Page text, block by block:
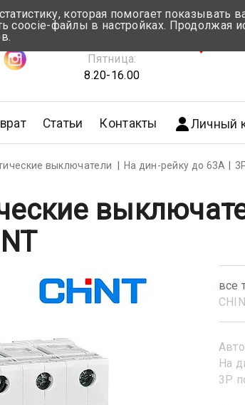
мин
Понедельник-Четверг:
Пятница:
8.20-16.00
Статьи Контакты Личный
выключатели На дин-рейку до 63А
все
На
3Р
которая помогает показывать
файлы в настройках. Продолжая